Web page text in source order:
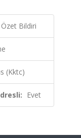
Bildiri
(Kktc)
Evet